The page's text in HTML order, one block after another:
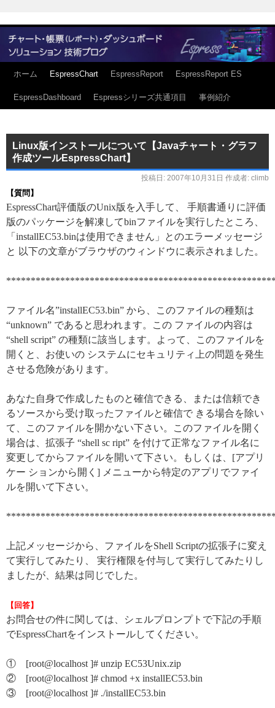
ホーム EspressChart EspressReport EspressReport ES
EspressDashboard Espressシリーズ共通項目 事例紹介
Linux版インストールについて【Javaチャート・グラフ
作成ツールEspressChart】
投稿日: 2007年10月31日 作成者: climb
【質問】
EspressChart評価版のUnix版を入手して、 手順書通りに評価
版のパッケージを解凍してbinファイルを実行したところ、
「installEC53.binは使用できません」とのエラーメッセージ
と 以下の文章がブラウザのウィンドウに表示されました。
ファイル名”installEC53.bin” から、このファイルの種類は
“unknown” であると思われます。この ファイルの内容は
“shell script” の種類に該当します。よって、このファイルを
開くと、お使いの システムにセキュリティ上の問題を発生
させる危険があります。
あなた自身で作成したものと確信できる、または信頼でき
るソースから受け取ったファイルと確信で きる場合を除い
て、このファイルを開かない下さい。このファイルを開く
場合は、拡張子 “shell sc ript” を付けて正常なファイル名に
変更してからファイルを開いて下さい。もしくは、[アプリ
ケー ションから開く] メニューから特定のアプリでファイ
ルを開いて下さい。
上記メッセージから、ファイルをShell Scriptの拡張子に変え
て実行してみたり、 実行権限を付与して実行してみたりし
ましたが、結果は同じでした。
【回答】
お問合せの件に関しては、シェルプロンプトで下記の手順
でEspressChartをインストールしてください。
① [root@localhost ]# unzip EC53Unix.zip
② [root@localhost ]# chmod +x installEC53.bin
③ [root@localhost ]# ./installEC53.bin